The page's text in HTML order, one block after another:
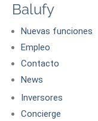
Balufy
Nuevas funciones
Empleo
Contacto
News
Inversores
Concierge